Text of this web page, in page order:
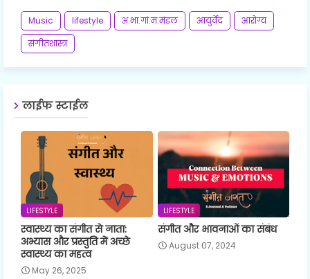
Music lifestyle अ.भा.गां.म.मंडल आयुर्वेद
आरोग्य
संगीतशास्त्र
लाईफ स्टाईल
LIFESTYLE
स्वास्थ्य का संगीत से नाता:
अभ्यास और प्रस्तुति में अच्छे
स्वास्थ्य का महत्व
May 26, 2025
LIFESTYLE
संगीत और भावनाओं का संबंध
August 07, 2024